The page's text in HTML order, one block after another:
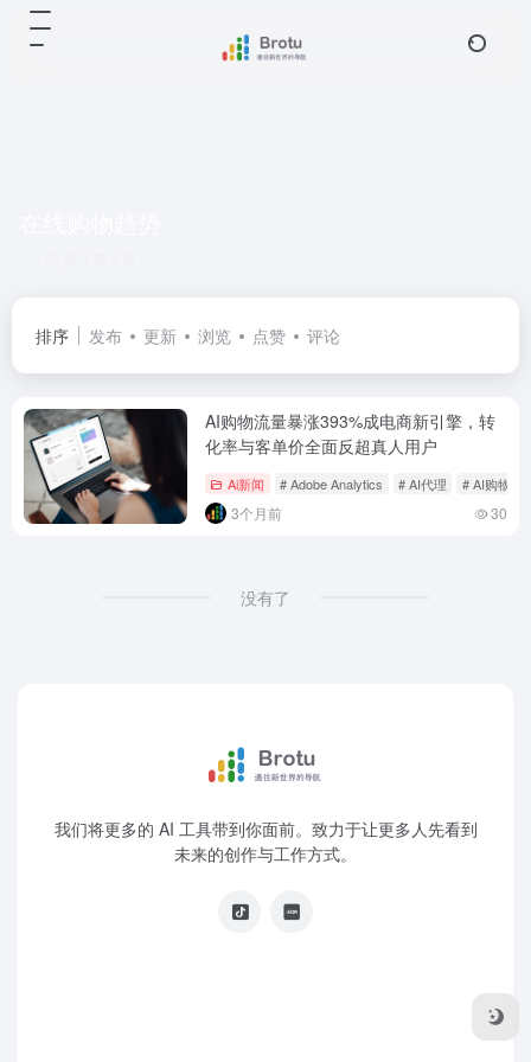
排序 发布 更新 浏览 点赞 评论
AI购物流量暴涨393%成电商新引擎，转
化率与客单价全面反超真人用户
Ai新闻 # Adobe Analytics # AI代理 # AI购物
3个月前 30
没有了
我们将更多的 AI 工具带到你面前。致力于让更多人先看到
未来的创作与工作方式。